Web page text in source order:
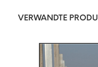
VERWANDTE